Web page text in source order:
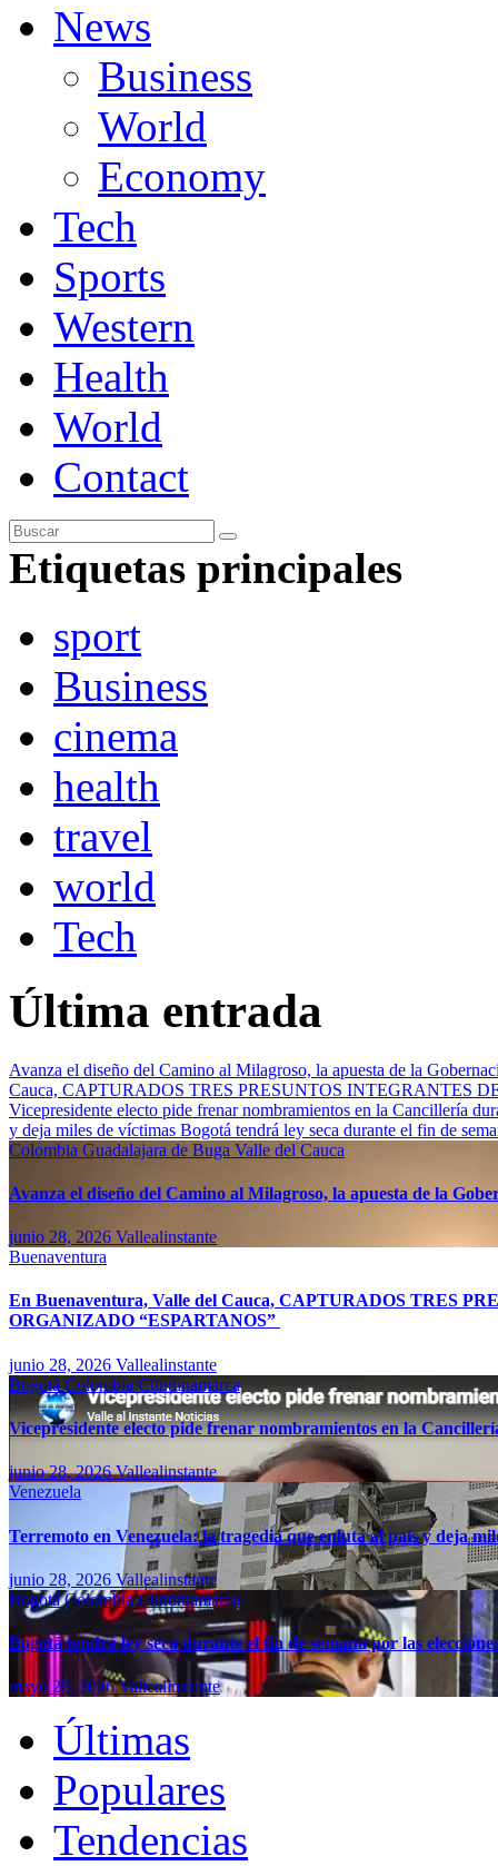
News
Business
World
Economy
Tech
Sports
Western
Health
World
Contact
Etiquetas principales
sport
Business
cinema
health
travel
world
Tech
Última entrada
Avanza el diseño del Camino al Milagroso, la apuesta de la
Cauca, CAPTURADOS TRES PRESUNTOS INTEGRANTES
Vicepresidente electo pide frenar nombramientos en la Cancillería
y deja miles de víctimas Bogotá tendrá ley seca durante el fin de
Colombia Guadalajara de Buga Valle del Cauca
Avanza el diseño del Camino al Milagroso, la apuesta de la
junio 28, 2026 Vallealinstante
Buenaventura
En Buenaventura, Valle del Cauca, CAPTURADOS TRES
ORGANIZADO “ESPARTANOS”
junio 28, 2026 Vallealinstante
BogotáColombia Cundinamarca
Vicepresidente electo pide frenar nombramientos en la
junio 28, 2026Vallealinstante
Venezuela
Terremoto en Venezuela: la tragedia que enluta al país y deja
junio 28, 2026 Vallealinstante
BogotáColombiaCundinamarca
Bogotá tendrá ley seca durante el fin de semana por las
mayo 29, 2026Vallealinstante
Últimas
Populares
Tendencias